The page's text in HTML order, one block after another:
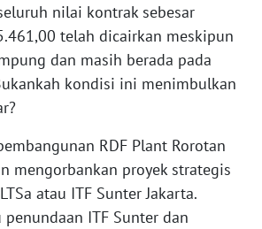
nilai kontrak sebesar
telah dicairkan meskipun
dan masih berada pada
kondisi ini menimbulkan
RDF Plant Rorotan
mengorbankan proyek strategis
atau ITF Sunter Jakarta.
penundaan ITF Sunter dan